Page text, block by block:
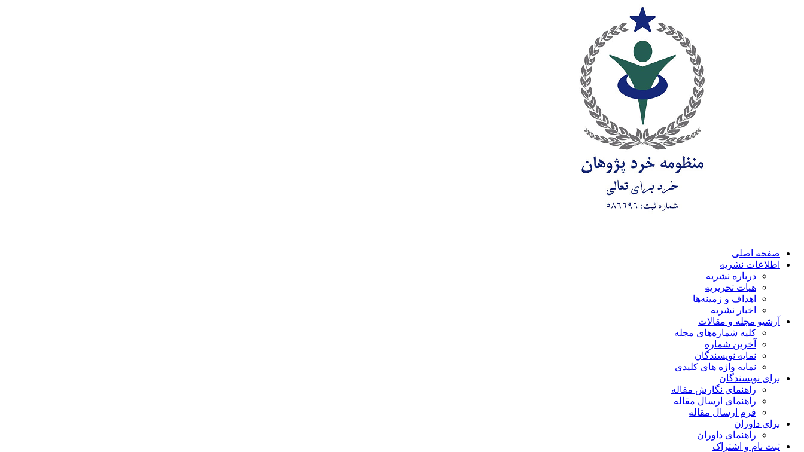
صفحه اصلی
اطلاعات نشریه
درباره نشریه
هیات تحریریه
اهداف و زمینه‌ها
اخبار نشریه
آرشیو مجله و مقالات
کلیه شماره‌های مجله
آخرین شماره
نمایه نویسندگان
نمایه واژه های کلیدی
برای نویسندگان
راهنمای نگارش مقاله
راهنمای ارسال مقاله
فرم ارسال مقاله
برای داوران
راهنمای داوران
ثبت نام و اشتراک